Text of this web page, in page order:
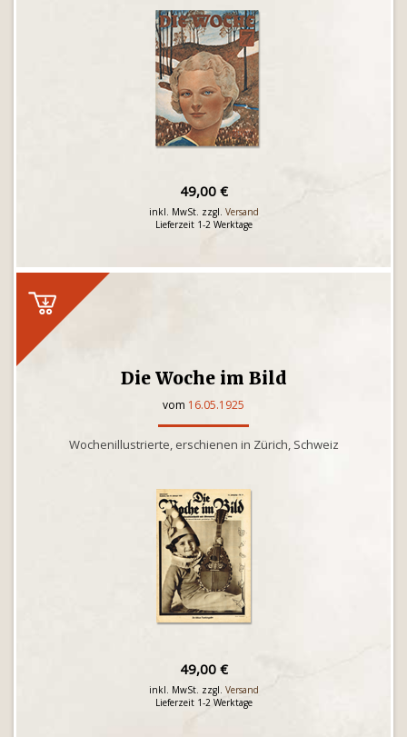
49,00 €
inkl. MwSt. zzgl. Versand
Lieferzeit 1-2 Werktage
Die Woche im Bild
vom 16.05.1925
Wochenillustrierte, erschienen in Zürich, Schweiz
49,00 €
inkl. MwSt. zzgl. Versand
Lieferzeit 1-2 Werktage